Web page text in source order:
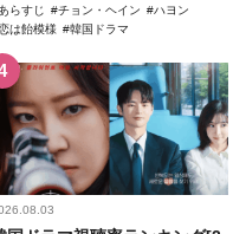
らすじ チョン・ヘイン
ハヨン
は飴模様
韓国ドラマ